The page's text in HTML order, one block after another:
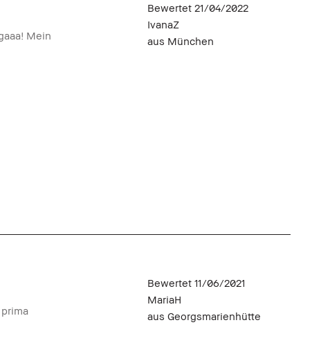
Bewertet 21/04/2022
IvanaZ
aus München
Mein
Bewertet 11/06/2021
MariaH
aus Georgsmarienhütte